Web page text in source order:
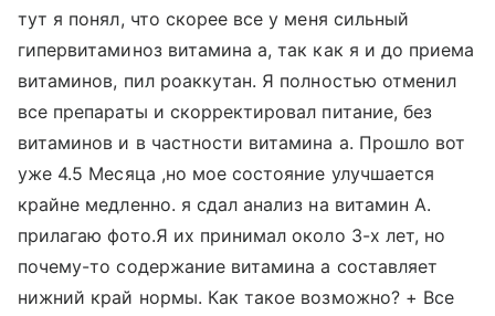
тут я понял, что скорее все у меня сильный
гипервитаминоз витамина а, так как я и до приема
витаминов, пил роаккутан. Я полностью отменил
все препараты и скорректировал питание, без
витаминов и в частности витамина а. Прошло вот
уже 4.5 Месяца ,но мое состояние улучшается
крайне медленно. я сдал анализ на витамин А.
прилагаю фото.Я их принимал около 3-х лет, но
почему-то содержание витамина а составляет
нижний край нормы. Как такое возможно? + Все